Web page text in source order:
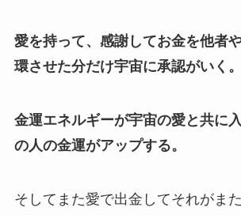
愛を持って、感謝してお金を他者
環させた分だけ宇宙に承認がいく。
金運エネルギーが宇宙の愛と共に
の人の金運がアップする。
そしてまた愛で出金してそれがま